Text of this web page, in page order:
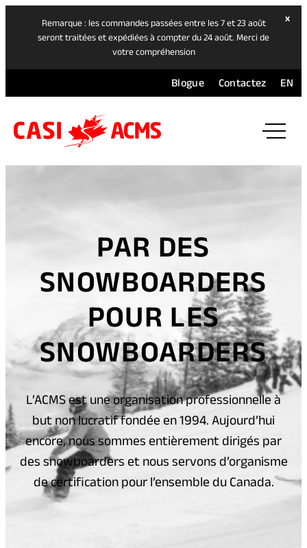
Remarque : les commandes passées entre les 7 et 23 août
seront traitées et expédiées à compter du 24 août. Merci de
votre compréhension
xhide
Blogue Contactez EN
PAR DES
SNOWBOARDERS
POUR LES
SNOWBOARDERS
L’ACMS est une organisation professionnelle à
but non lucratif fondée en 1994. Aujourd’hui
encore, nous sommes entièrement dirigés par
des snowboarders et nous servons d’organisme
de certification pour l’ensemble du Canada.